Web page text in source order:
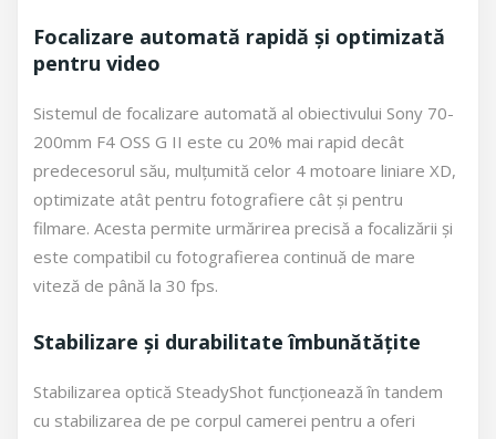
Focalizare automată rapidă și optimizată
pentru video
Sistemul de focalizare automată al obiectivului Sony 70-
200mm F4 OSS G II este cu 20% mai rapid decât
predecesorul său, mulțumită celor 4 motoare liniare XD,
optimizate atât pentru fotografiere cât și pentru
filmare. Acesta permite urmărirea precisă a focalizării și
este compatibil cu fotografierea continuă de mare
viteză de până la 30 fps.
Stabilizare și durabilitate îmbunătățite
Stabilizarea optică SteadyShot funcționează în tandem
cu stabilizarea de pe corpul camerei pentru a oferi